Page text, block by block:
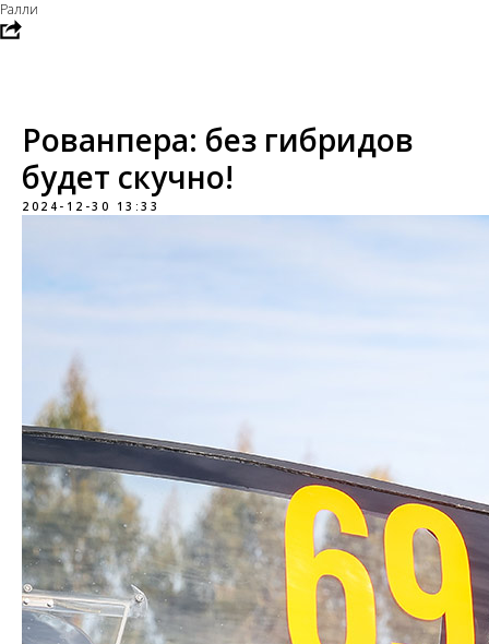
Ралли
Рованпера: без гибридов
будет скучно!
2024-12-30 13:33